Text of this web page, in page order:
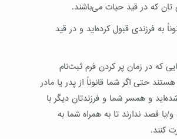
تان که در قید حیات می‌باشند.
به فرزندی قبول کرده‌اید و در قید
که در زمان پر کردن فرم ثبت‌نام
۲۱ سال هستند حتی اگر شما قانوناً از پدر یا مادر
و همسر شما و فرزندتان دیگر با
یا قصد ندارند تا به همراه شما به
کنند.